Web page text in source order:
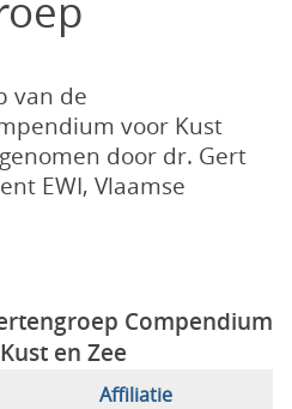
van de
voor Kust
door dr. Gert
EWI, Vlaamse
Compendium
en Zee
Affiliatie